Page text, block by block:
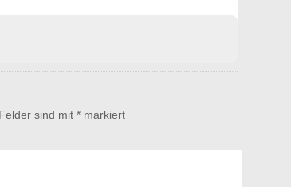
sind mit * markiert